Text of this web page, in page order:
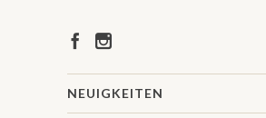
NEUIGKEITEN